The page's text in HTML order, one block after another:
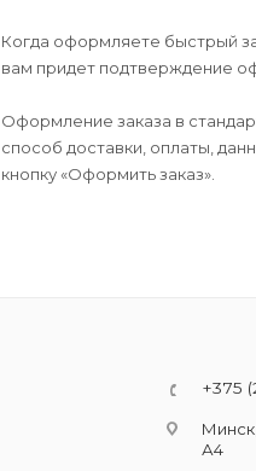
Когда оформляете быстрый
вам придет подтверждение
Оформление заказа в
способ доставки, оплаты,
кнопку «Оформить заказ».
+375
А4